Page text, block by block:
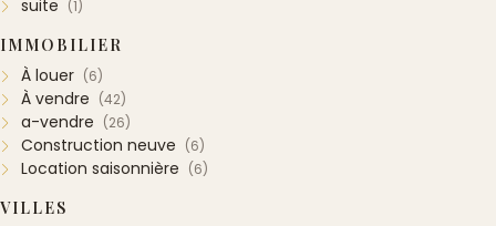
suite (1)
IMMOBILIER
À louer (6)
À vendre (42)
a-vendre (26)
Construction neuve (6)
Location saisonnière (6)
VILLES